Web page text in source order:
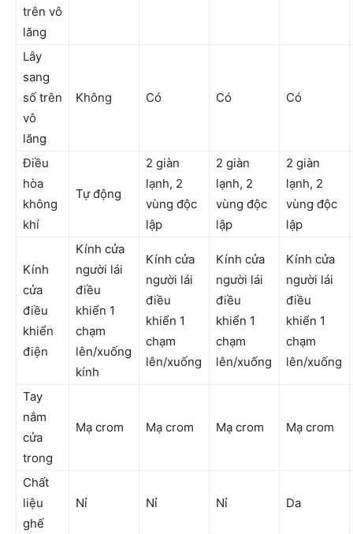
trên vô
lăng
Lẫy
sang
số trên
vô
lăng
Không Có Có Có
Điều
hòa
không
khí
Tự động
2 giàn
lạnh, 2
vùng độc
lập
2 giàn
lạnh, 2
vùng độc
lập
2 giàn
lạnh, 2
vùng độc
lập
Kính
cửa
điều
khiển
điện
Kính cửa
người lái
điều
khiển 1
chạm
lên/xuống
kính
Kính cửa
người lái
điều
khiển 1
chạm
lên/xuống
Kính cửa
người lái
điều
khiển 1
chạm
lên/xuống
Kính cửa
người lái
điều
khiển 1
chạm
lên/xuống
Tay
nắm
cửa
trong
Mạ crom Mạ crom Mạ crom Mạ crom
Chất
liệu
ghế
Nỉ Nỉ Nỉ Da